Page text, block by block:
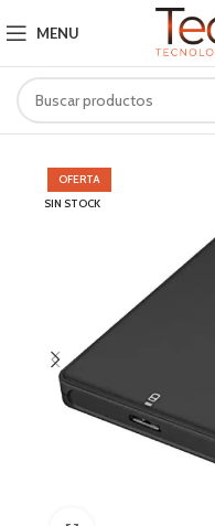
MENU
OFERTA
SIN STOCK